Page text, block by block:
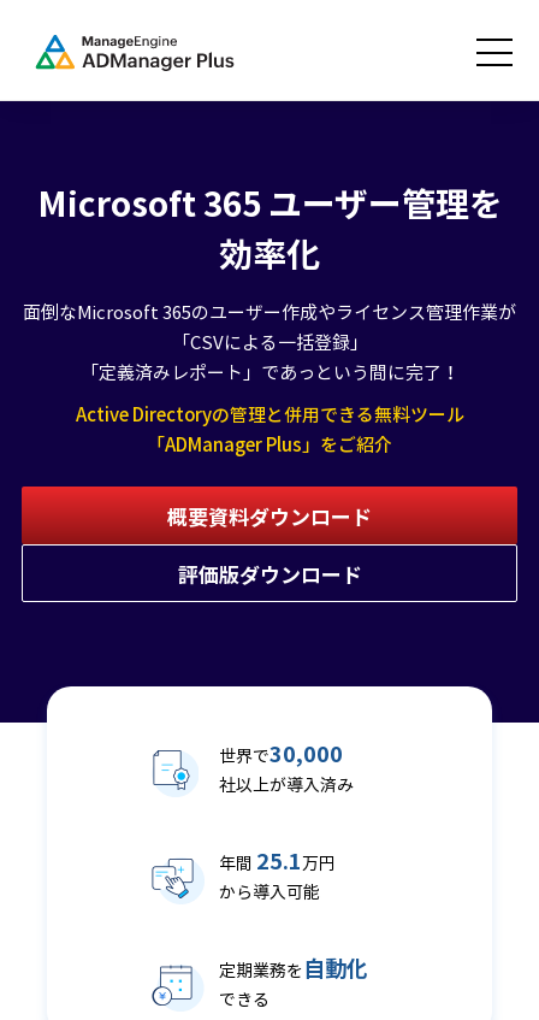
Microsoft 365 ユーザー管理を
効率化
面倒なMicrosoft 365のユーザー作成やライセンス管理作業が
「CSVによる一括登録」
「定義済みレポート」であっという間に完了！
Active Directoryの管理と併用できる無料ツール
「ADManager Plus」をご紹介
概要資料ダウンロード
評価版ダウンロード
世界で30,000
社以上が導入済み
年間 25.1万円
から導入可能
定期業務を自動化
できる